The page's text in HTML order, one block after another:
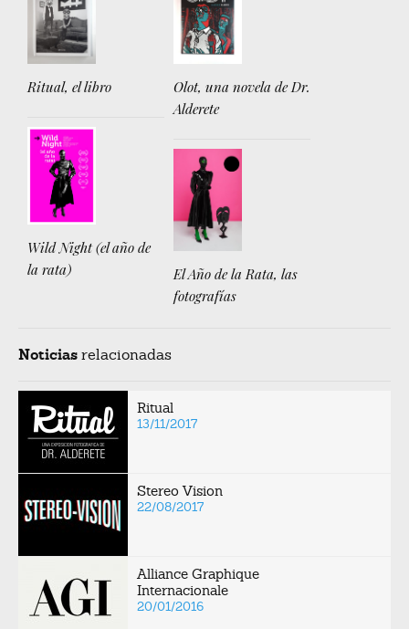
Ritual, el libro
Olot, una novela de Dr.
Alderete
Wild Night (el año de
la rata)
El Año de la Rata, las
fotografías
Noticiasrelacionadas
Ritual
13/11/2017
Stereo Vision
22/08/2017
Alliance Graphique
Internacionale
20/01/2016